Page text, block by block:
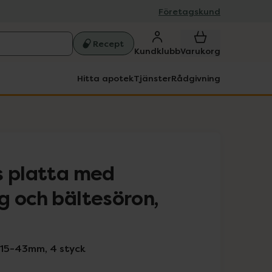
Företagskund
Recept
KundklubbVarukorg
Hitta apotekTjänsterRådgivning
platta med
och bältesöron,
43mm, 4 styck